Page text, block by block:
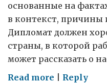
основанные на
в контекст, причины
Дипломат должен
страны, в которой
может рассказать о
Read more onReply